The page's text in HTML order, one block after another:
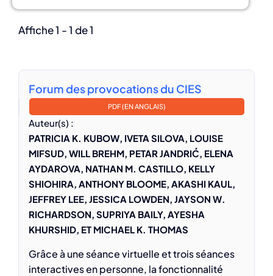
Affiche 1 - 1 de 1
Forum des provocations du CIES
PDF (EN ANGLAIS)
Auteur(s) :
PATRICIA K. KUBOW, IVETA SILOVA, LOUISE
MIFSUD, WILL BREHM, PETAR JANDRIĆ, ELENA
AYDAROVA, NATHAN M. CASTILLO, KELLY
SHIOHIRA, ANTHONY BLOOME, AKASHI KAUL,
JEFFREY LEE, JESSICA LOWDEN, JAYSON W.
RICHARDSON, SUPRIYA BAILY, AYESHA
KHURSHID, ET MICHAEL K. THOMAS
Grâce à une séance virtuelle et trois séances
interactives en personne, la fonctionnalité